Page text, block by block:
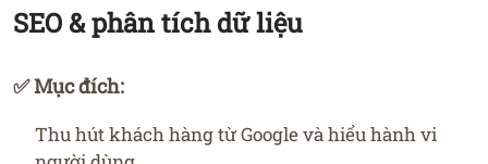
SEO & phân tích dữ liệu
✅ Mục đích:
Thu hút khách hàng từ Google và hiểu hành vi